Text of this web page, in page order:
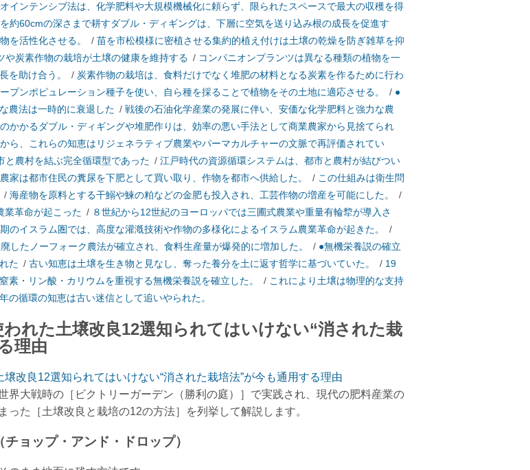
インテンシブ法は、化学肥料や大規模機械化に頼らず、限られたスペースで最大の収穫を得
約60cmの深さまで耕すダブル・ディギングは、下層に空気を送り込み根の成長を促進す
を活性化させる。 / 苗を市松模様に密植させる集約的植え付けは土壌の乾燥を防ぎ雑草を抑
や炭素作物の栽培が土壌の健康を維持する / コンパニオンプランツは異なる種類の植物を一
を助け合う。
/ 炭素作物の栽培は、食料だけでなく堆肥の材料となる炭素を作るために行わ
プンポピュレーション種子を使い、自ら種を採ることで植物をその土地に適応させる。 / ●
農法は一時的に衰退した / 戦後の石油化学産業の発展に伴い、安価な化学肥料と強力な農
かかるダブル・ディギングや堆肥作りは、効率の悪い手法として商業農家から見捨てられ
ら、これらの知恵はリジェネラティブ農業やパーマカルチャーの文脈で再評価されてい
と農村を結ぶ完全循環型であった / 江戸時代の資源循環システムは、都市と農村が結びつい
農家は都市住民の糞尿を下肥として買い取り、作物を都市へ供給した。 / この仕組みは衛生問
/ 海産物を原料とする干鰯や鰊の粕などの金肥も投入され、工芸作物の増産を可能にした。
/
業革命が起こった / ８世紀から12世紀のヨーロッパでは三圃式農業や重量有輪犂が導入さ
のイスラム圏では、高度な灌漑技術や作物の多様化によるイスラム農業革命が起きた。
/
したノーフォーク農法が確立され、食料生産量が爆発的に増加した。
/ ●無機栄養説の確立
た / 古い知恵は土壌を生き物と見なし、奪った養分を土に返す哲学に基づいていた。 / 19
素・リン酸・カリウムを重視する無機栄養説を確立した。
/ これにより土壌は物理的な支持
の循環の知恵は古い迷信として追いやられた。
れた土壌改良12選知られてはいけない“消された栽
理由
改良12選知られてはいけない“消された栽培法”が今も通用する理由
界大戦時の［ビクトリーガーデン（勝利の庭）］で実践され、現代の肥料産業の
った［土壌改良と栽培の12の方法］を列挙して解説します。
ョップ・アンド・ドロップ）